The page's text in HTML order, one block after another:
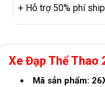
+ Hỗ trợ 50% phí
Xe Đạp Thể Thao
Mã sản phẩm: